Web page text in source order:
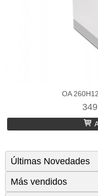
OA
Últimas Novedades
Más vendidos